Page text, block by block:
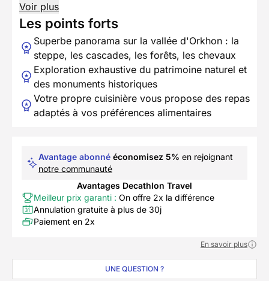
Voir plus
Les points forts
Superbe panorama sur la vallée d'Orkhon : la
steppe, les cascades, les forêts, les chevaux
Exploration exhaustive du patrimoine naturel et
des monuments historiques
Votre propre cuisinière vous propose des repas
adaptés à vos préférences alimentaires
Avantage abonné économisez 5% en rejoignant
notre communauté
Avantages Decathlon Travel
Meilleur prix garanti : On offre 2x la différence
Annulation gratuite à plus de 30j
Paiement en 2x
En savoir plus
UNE QUESTION ?